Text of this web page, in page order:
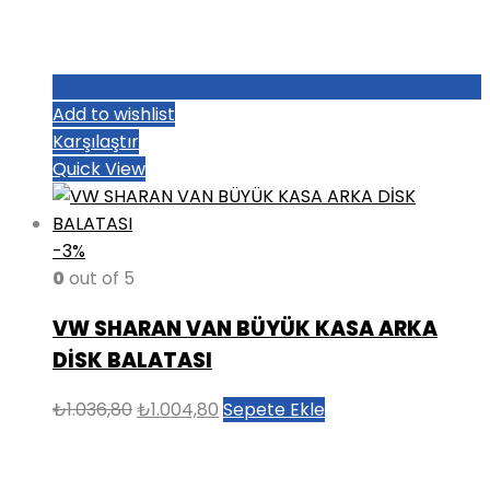
Add to wishlist
Karşılaştır
Quick View
-3%
0 out of 5
VW SHARAN VAN BÜYÜK KASA ARKA
DİSK BALATASI
₺1.036,80Orijinal
₺1.004,80 Şu
Sepete Ekle